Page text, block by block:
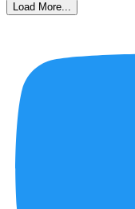
Load More...